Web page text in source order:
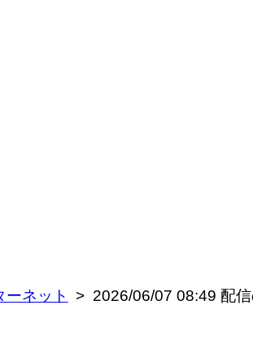
ーネット
2026/06/07 08:49 配